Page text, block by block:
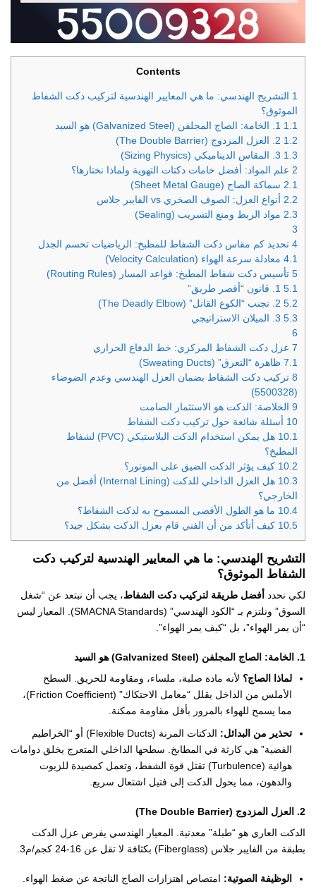
Contents
1 التشريح الهندسي: ما هي المعايير الهندسية لتركيب دكت الشفاط
الموثوق؟
1.1
1.2
1.3
2 علم المواد: أفضل خامات دكتات التهوية ولماذا نختارها؟
2.1 سماكة الصاج (Sheet Metal Gauge)
2.2 أنواع العزل: الصوف الصخري vs الفايبر جلاس
2.3 مواد الربط ومنع التسريب (Sealing)
3
4 تحديد كم مقاس دكت الشفاط للمطبخ: الرياضيات تحسم الجدل
4.1 معادلة سرعة الهواء (Velocity Calculation)
5 تأسيس دكت شفاط المطبخ: قواعد المسار (Routing Rules)
5.1
5.2
5.3
6
7 عزل دكت الشفاط المركزي: خط الدفاع الحراري
7.1 ظاهرة “التعرق” (Sweating Ducts)
8 تركيب دكت الشفاط بضمان العزل الهندسي وعدم الضوضاء
(5500328)
9 الخلاصة: الدكت هو الاستثمار الصامت
10 أسئلة شائعة حول تركيب دكت الشفاط
10.1
هل يمكن استخدام الدكت البلاستيكي (PVC) لشفاط
المطبخ؟
10.2 كيف يؤثر الدكت الضيق على الموتور؟
10.3
هل العزل الداخلي للدكت (Internal Lining) أفضل من
الخارجي؟
10.4 ما هو الطول الأقصى المسموح به لدكت الشفاط؟
10.5 كيف أتأكد من أن الفني قام بعزل الدكت بشكل جيد؟
التشريح الهندسي: ما هي المعايير الهندسية لتركيب دكت
الشفاط الموثوق؟
لكي نحدد أفضل طريقة لتركيب دكت الشفاط، يجب أن نبتعد عن “شغل
السوق” ونلتزم بـ “الكود الهندسي” (SMACNA Standards). المعيار ليس
“أن يمر الهواء”، بل “كيف يمر الهواء”.
1. الخامة: الصاج المجلفن (Galvanized Steel) هو السيد
لماذا الصاج؟ لأنه مادة صلبة، ملساء، ومقاومة للحريق. السطح
الأملس من الداخل يقلل “معامل الاحتكاك” (Friction Coefficient)،
مما يسمح للهواء بالمرور بأقل مقاومة ممكنة.
تحذير من البدائل:
الدكتات المرنة (Flexible Ducts) أو “الخراطيم
الفضية” هي كارثة في المطابخ. سطحها الداخلي المتعرج يخلق دوامات
هوائية (Turbulence) تقتل قوة الشفط، وتعمل كمصيدة للزيوت
والدهون، مما يحول الدكت إلى فتيل اشتعال سريع.
2. العزل المزدوج (The Double Barrier)
الدكت العاري هو “طبلة” معدنية. المعيار الهندسي يفرض عزل الدكت
بطبقة من الفايبر جلاس (Fiberglass) بكثافة لا تقل عن 16-24 كجم/م3.
الوظيفة الصوتية: امتصاص اهتزازات الصاج الناتجة عن ضغط الهواء.